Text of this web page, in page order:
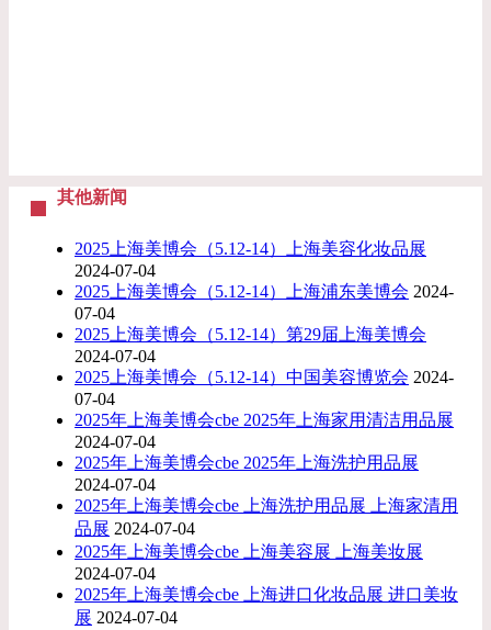
其他新闻
2025上海美博会（5.12-14）上海美容化妆品展
2024-07-04
2025上海美博会（5.12-14）上海浦东美博会 2024-
07-04
2025上海美博会（5.12-14）第29届上海美博会
2024-07-04
2025上海美博会（5.12-14）中国美容博览会 2024-
07-04
2025年上海美博会cbe 2025年上海家用清洁用品展
2024-07-04
2025年上海美博会cbe 2025年上海洗护用品展
2024-07-04
2025年上海美博会cbe 上海洗护用品展 上海家清用
品展 2024-07-04
2025年上海美博会cbe 上海美容展 上海美妆展
2024-07-04
2025年上海美博会cbe 上海进口化妆品展 进口美妆
展 2024-07-04